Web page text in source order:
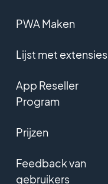
PWA Maken
Lijst met extensies
App Reseller
Program
Prijzen
Feedback van
gebruikers